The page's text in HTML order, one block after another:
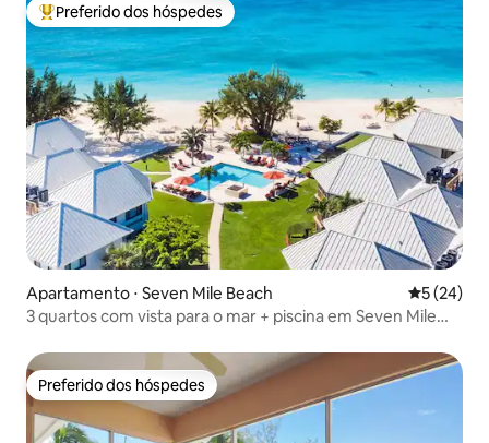
Entre os melhores preferidos dos hóspedes
Preferido dos hóspedes
Apartamento ⋅ Seven Mile Beach 5 de uma
5 (24)
3 quartos com vista para o mar + piscina em Seven Mile
Preferido dos hóspedes
Preferido dos hóspedes